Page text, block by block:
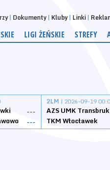
Dokumenty Kluby Linki
LIGI ŻEŃSKIE STREFY
---
---
2LM | 2026-09-19
AZS UMK
TKM Włocławek